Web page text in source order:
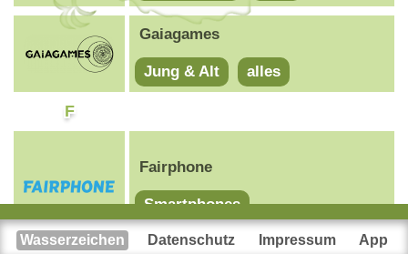
Gaiagames
Jung & Alt alles
F
Fairphone
Smartphones
Wasserzeichen Datenschutz Impressum App